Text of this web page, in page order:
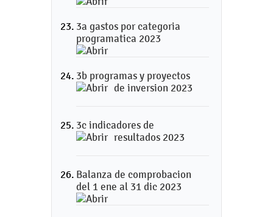
3a gastos por categoria
programatica 2023
3b programas y proyectos
de inversion 2023
3c indicadores de
resultados 2023
Balanza de comprobacion
del 1 ene al 31 dic 2023